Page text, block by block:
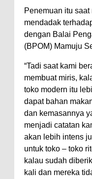
Penemuan itu
mendadak
dengan Balai
(BPOM) Mamuju
“Tadi saat kami
membuat miris,
toko modern itu
dapat bahan
dan kemasannya
menjadi catatan
akan lebih intens
untuk toko – toko
kalau sudah
kali dan mereka